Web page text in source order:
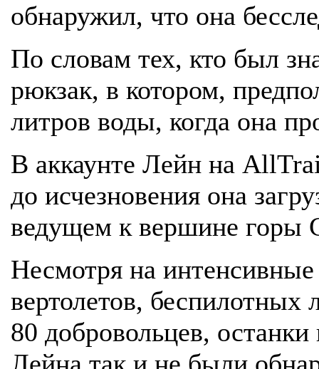
обнаружил, что она
По словам тех, кто был
рюкзак, в котором,
литров воды, когда она
В аккаунте Лейн на
до исчезновения она
ведущем к вершине горы
Несмотря на
вертолетов, беспилотных
80 добровольцев,